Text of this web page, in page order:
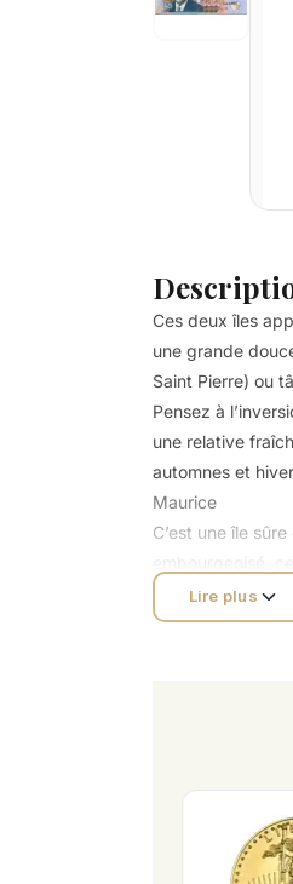
Ces deux îles
une grande
Saint Pierre) ou
Pensez à
une relative
automnes et
Maurice
C’est une île
embourgeoisé,
Le relief peu
sucre ondulant
Vous devriez
Seewosagur
flambant neuve
Lire plus